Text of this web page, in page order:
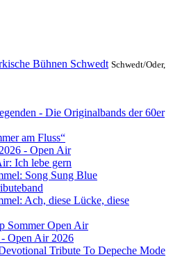
Bühnen Schwedt Schwedt/Oder,
- Die Originalbands der 60er
am Fluss“
- Open Air
Ich lebe gern
Song Sung Blue
Ach, diese Lücke, diese
Sommer Open Air
Open Air 2026
Tribute To Depeche Mode